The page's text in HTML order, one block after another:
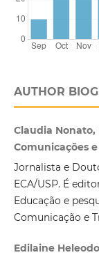
AUTHOR
Claudia Nonato,
Comunicações
Jornalista e
ECA/USP. É
Educação e
Comunicação e
Edilaine